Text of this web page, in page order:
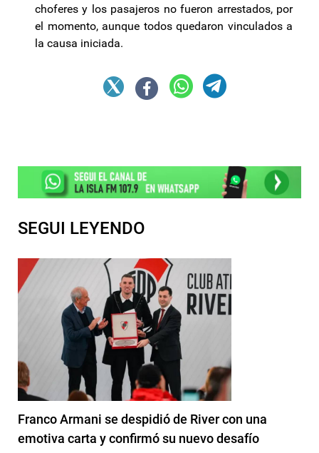
choferes y los pasajeros no fueron arrestados, por
el momento, aunque todos quedaron vinculados a
la causa iniciada.
SEGUI LEYENDO
Franco Armani se despidió de River con una
emotiva carta y confirmó su nuevo desafío